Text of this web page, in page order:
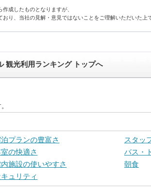
成したものとなりますが、
り、当社の見解・意見ではないことをご理解いただいた上
観光利用ランキング トップへ
プランの豊富さ
スタッ
の快適さ
バス・
施設の使いやすさ
朝食
ュリティ